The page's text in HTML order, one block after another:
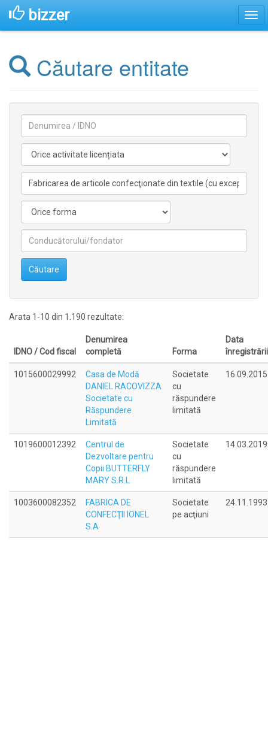
bizzer
Căutare entitate
licentiata
nelicentiata
Căutare
Arata 1-10 din 1.190 rezultate:
IDNO / Cod fiscal
Denumirea
completă
Forma
Data
înregistrării
1015600029992
Casa de Modă
DANIEL RACOVIZZA
Societate cu
Răspundere
Limitată
Societate
cu
răspundere
limitată
16.09.2015
1019600012392
Centrul de
Dezvoltare pentru
Copii BUTTERFLY
MARY S.R.L
Societate
cu
răspundere
limitată
14.03.2019
1003600082352
FABRICA DE
CONFECŢII IONEL
S.A
Societate
pe acţiuni
24.11.1993